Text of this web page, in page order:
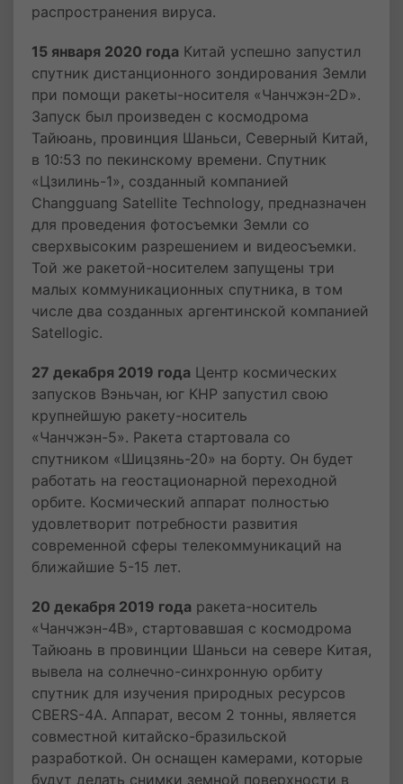
распространения вируса.
15 января 2020 года Китай успешно запустил
спутник дистанционного зондирования Земли
при помощи ракеты-носителя «Чанчжэн-2D».
Запуск был произведен с космодрома
Тайюань, провинция Шаньси, Северный Китай,
в 10:53 по пекинскому времени. Спутник
«Цзилинь-1», созданный компанией
Changguang Satellite Technology, предназначен
для проведения фотосъемки Земли со
сверхвысоким разрешением и видеосъемки.
Той же ракетой-носителем запущены три
малых коммуникационных спутника, в том
числе два созданных аргентинской компанией
Satellogic.
27 декабря 2019 года Центр космических
запусков Вэньчан, юг КНР запустил свою
крупнейшую ракету-носитель
«Чанчжэн-5». Ракета стартовала со
спутником «Шицзянь-20» на борту. Он будет
работать на геостационарной переходной
орбите. Космический аппарат полностью
удовлетворит потребности развития
современной сферы телекоммуникаций на
ближайшие 5-15 лет.
20 декабря 2019 года ракета-носитель
«Чанчжэн-4B», стартовавшая с космодрома
Тайюань в провинции Шаньси на севере Китая,
вывела на солнечно-синхронную орбиту
спутник для изучения природных ресурсов
CBERS-4A. Аппарат, весом 2 тонны, является
совместной китайско-бразильской
разработкой. Он оснащен камерами, которые
будут делать снимки земной поверхности в